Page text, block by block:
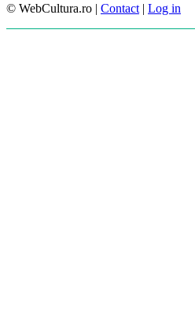
© WebCultura.ro | Contact | Log in